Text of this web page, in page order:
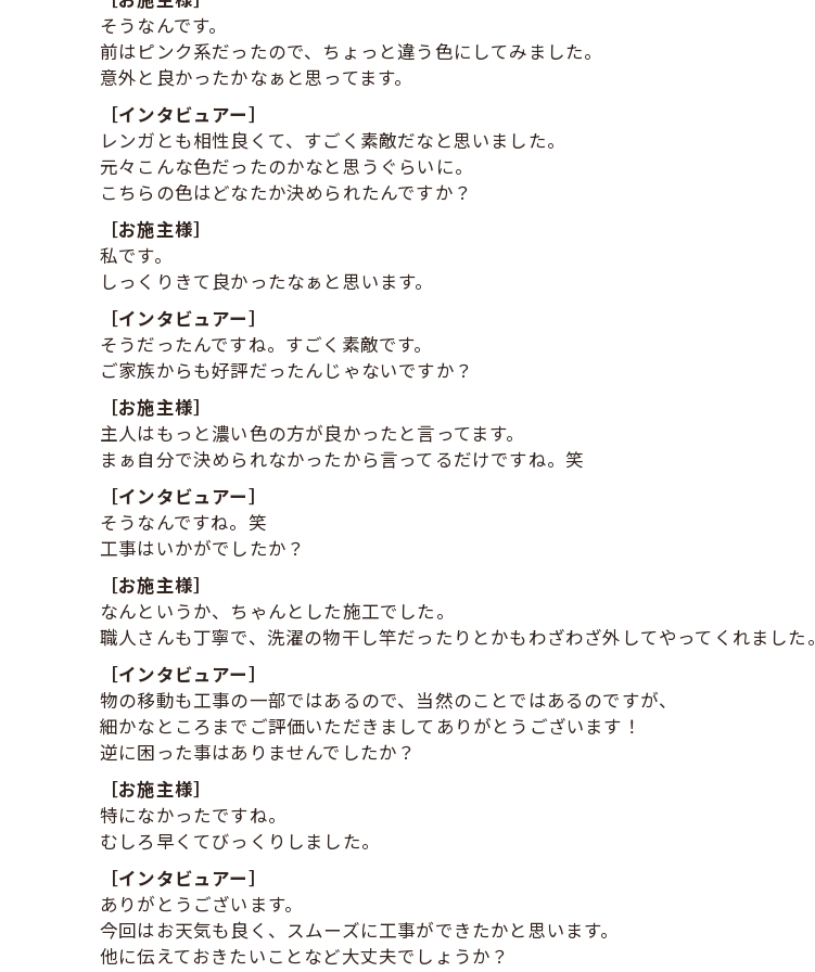
そうなんです。
前はピンク系だったので、ちょっと違う色にしてみました。
意外と良かったかなぁと思ってます。
［インタビュアー］
レンガとも相性良くて、すごく素敵だなと思いました。
元々こんな色だったのかなと思うぐらいに。
こちらの色はどなたか決められたんですか？
［お施主様］
私です。
しっくりきて良かったなぁと思います。
［インタビュアー］
そうだったんですね。すごく素敵です。
ご家族からも好評だったんじゃないですか？
［お施主様］
主人はもっと濃い色の方が良かったと言ってます。
まぁ自分で決められなかったから言ってるだけですね。笑
［インタビュアー］
そうなんですね。笑
工事はいかがでしたか？
［お施主様］
なんというか、ちゃんとした施工でした。
職人さんも丁寧で、洗濯の物干し竿だったりとかもわざわざ外してやってくれました。
［インタビュアー］
物の移動も工事の一部ではあるので、当然のことではあるのですが、
細かなところまでご評価いただきましてありがとうございます！
逆に困った事はありませんでしたか？
［お施主様］
特になかったですね。
むしろ早くてびっくりしました。
［インタビュアー］
ありがとうございます。
今回はお天気も良く、スムーズに工事ができたかと思います。
他に伝えておきたいことなど大丈夫でしょうか？